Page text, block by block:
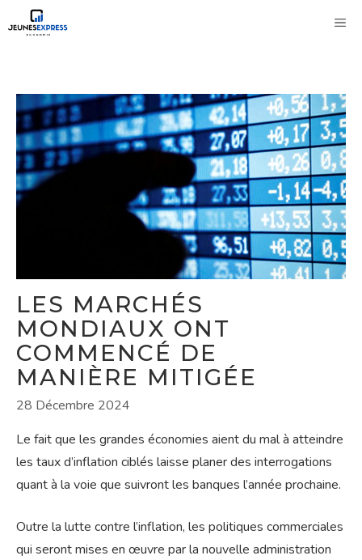
au
LES MARCHÉS
MONDIAUX ONT
COMMENCÉ DE
MANIÈRE MITIGÉE
28 Décembre 2024
Le fait que les grandes économies aient du mal à atteindre
les taux d’inflation ciblés laisse planer des interrogations
quant à la voie que suivront les banques l’année prochaine.
Outre la lutte contre l’inflation, les politiques commerciales
qui seront mises en œuvre par la nouvelle administration